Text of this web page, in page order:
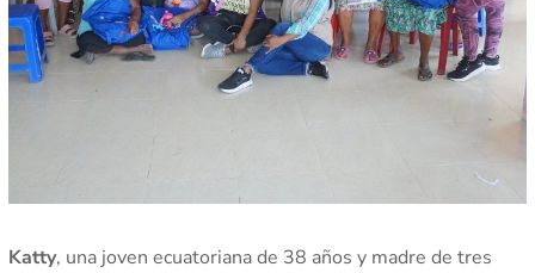
Katty, una joven ecuatoriana de 38 años y madre de tres